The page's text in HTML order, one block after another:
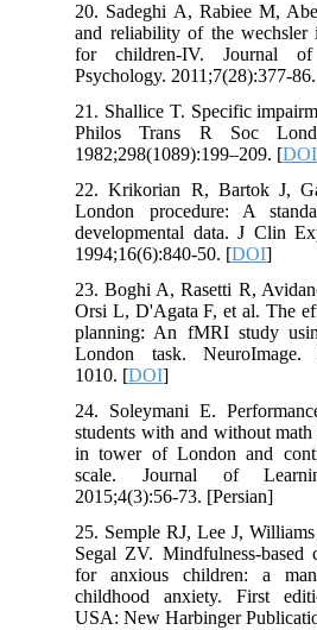
20. Sadeghi A, Rabiee M,
and reliability of the wechsler
for children-IV. Journal of
Psychology. 2011;7(28):377-
21. Shallice T. Specific
Philos Trans R Soc
1982;298(1089):199–209. [
22. Krikorian R, Bartok J,
London procedure: A
developmental data. J Clin
1994;16(6):840-50. [DOI
23. Boghi A, Rasetti R,
Orsi L, D'Agata F, et al. The
planning: An fMRI study
London task. NeuroImage.
1010. [DOI
24. Soleymani E.
students with and without
in tower of London and
scale. Journal of
2015;4(3):56-73. [Persian]
25. Semple RJ, Lee J,
Segal ZV. Mindfulness-
for anxious children: a
childhood anxiety. First
USA: New Harbinger